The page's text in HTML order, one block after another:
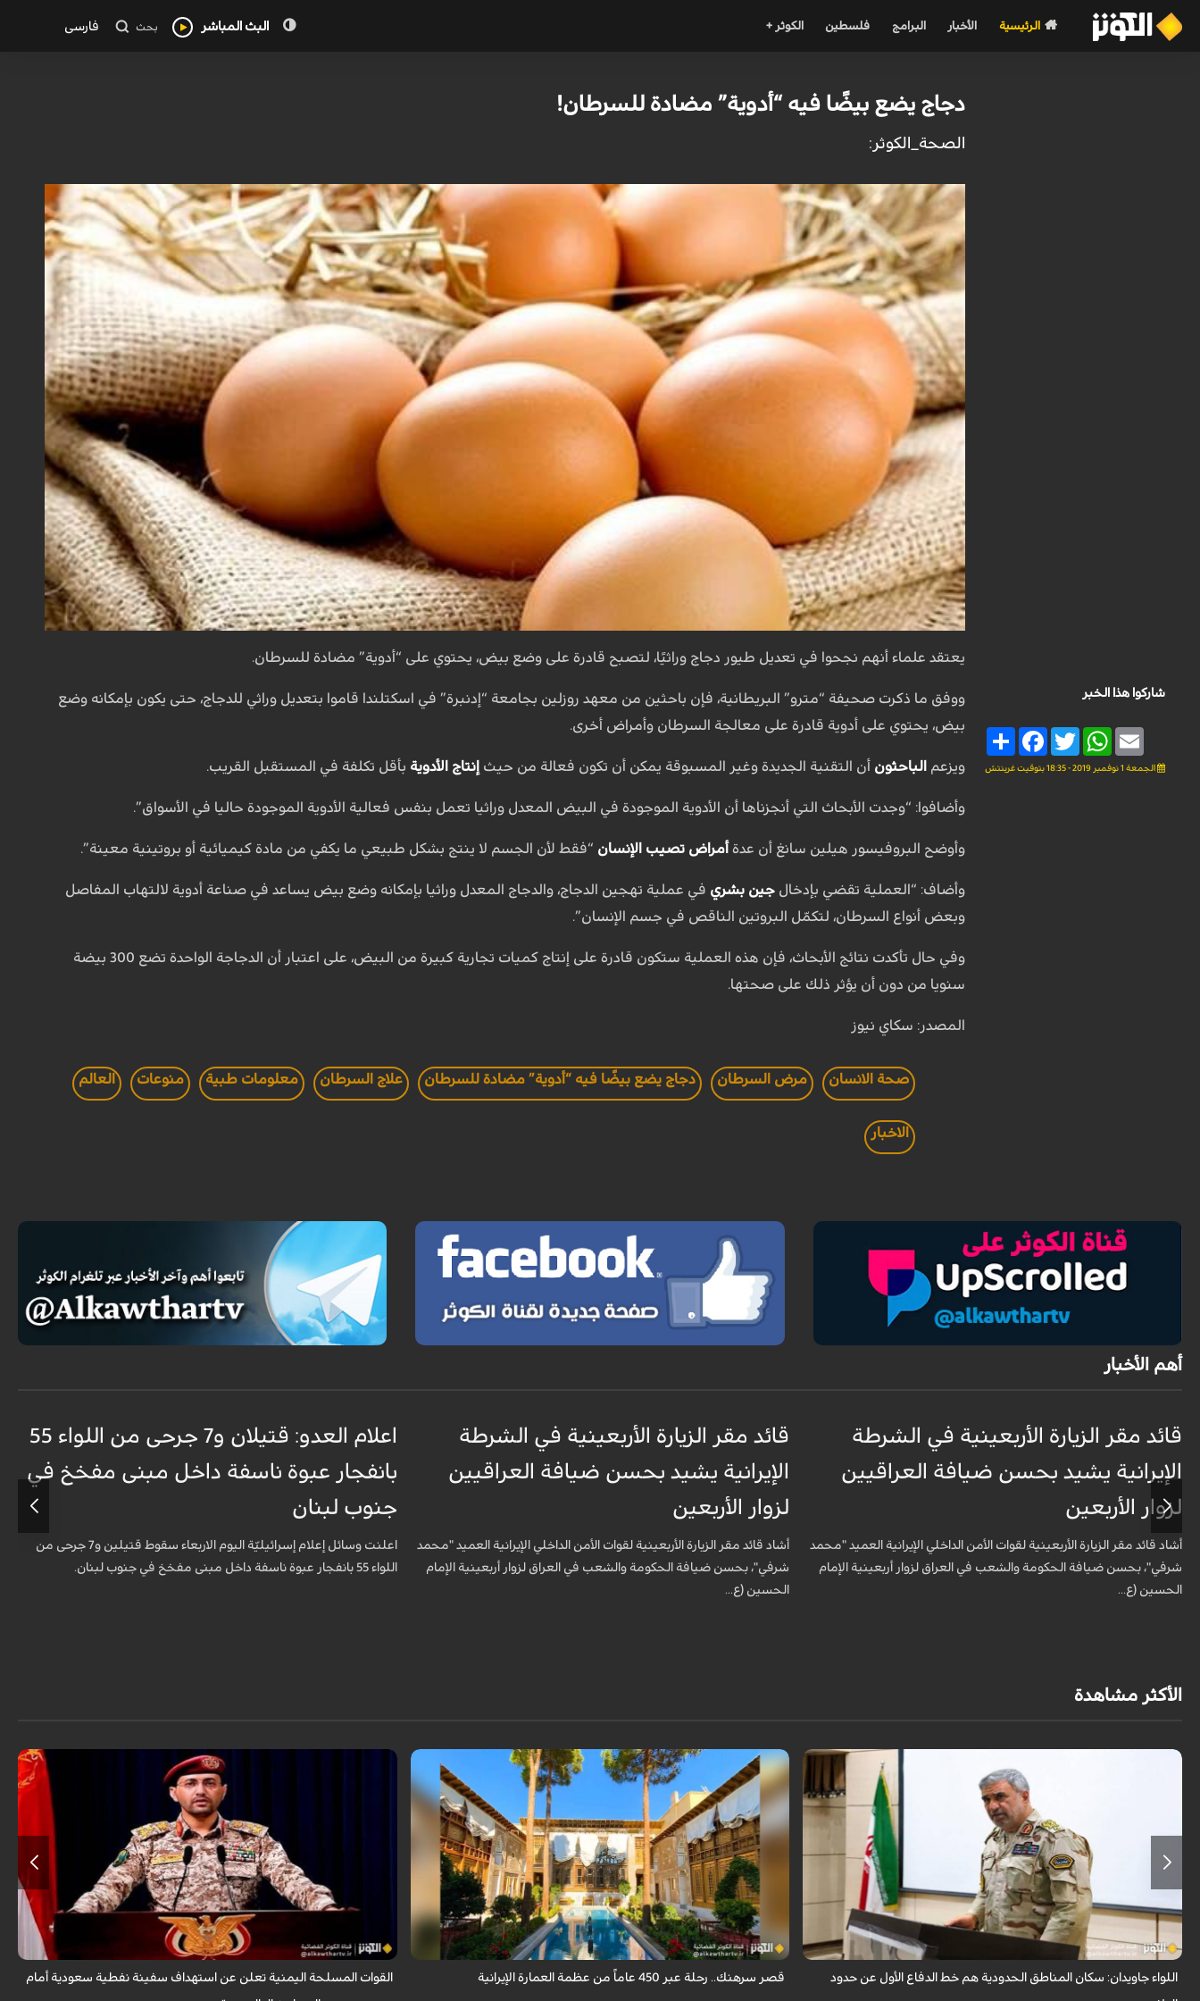
الرئيسية الأخبار البرامج فلسطين الكوثر + البث المباشر بحث فارسی
شاركوا هذا الخبر
Share
FacebookTwitter
WhatsAppEmail
الجمعة 1 نوفمبر 2019 - 18:35 بتوقيت غرينتش
دجاج يضع بيضًا فيه “أدوية” مضادة للسرطان!
الصحة_الكوثر:
يعتقد علماء أنهم نجحوا في تعديل طيور دجاج وراثيًا، لتصبح قادرة على وضع بيض، يحتوي على “أدوية” مضادة للسرطان.
ووفق ما ذكرت صحيفة “مترو” البريطانية، فإن باحثين من معهد روزلين بجامعة “إدنبرة” في اسكتلندا قاموا بتعديل وراثي للدجاج، حتى يكون بإمكانه وضع
بيض، يحتوي على أدوية قادرة على معالجة السرطان وأمراض أخرى.
ويزعم الباحثون أن التقنية الجديدة وغير المسبوقة يمكن أن تكون فعالة من حيث إنتاج الأدوية بأقل تكلفة في المستقبل القريب.
وأضافوا: “وجدت الأبحاث التي أنجزناها أن الأدوية الموجودة في البيض المعدل وراثيا تعمل بنفس فعالية الأدوية الموجودة حاليا في الأسواق”.
وأوضح البروفيسور هيلين سانغ أن عدة أمراض تصيب الإنسان “فقط لأن الجسم لا ينتج بشكل طبيعي ما يكفي من مادة كيميائية أو بروتينية معينة”.
وأضاف: “العملية تقضي بإدخال جين بشري في عملية تهجين الدجاج، والدجاج المعدل وراثيا بإمكانه وضع بيض يساعد في صناعة أدوية لالتهاب المفاصل
وبعض أنواع السرطان، لتكمّل البروتين الناقص في جسم الإنسان”.
وفي حال تأكدت نتائج الأبحاث، فإن هذه العملية ستكون قادرة على إنتاج كميات تجارية كبيرة من البيض، على اعتبار أن الدجاجة الواحدة تضع 300 بيضة
سنويا من دون أن يؤثر ذلك على صحتها.
المصدر: سكاي نيوز
صحة الانسان مرض السرطان دجاج يضع بيضًا فيه “أدوية” مضادة للسرطان علاج السرطان معلومات طبية منوعات العالم
الاخبار
أهم الأخبار
قائد مقر الزيارة الأربعينية في الشرطة
الإيرانية يشيد بحسن ضيافة العراقيين
لزوار الأربعين
أشاد قائد مقر الزيارة الأربعينية لقوات الأمن الداخلي الإيرانية العميد "محمد
شرفي"، بحسن ضيافة الحكومة والشعب في العراق لزوار أربعينية الإمام
الحسين (ع...
قائد مقر الزيارة الأربعينية في الشرطة
الإيرانية يشيد بحسن ضيافة العراقيين
لزوار الأربعين
أشاد قائد مقر الزيارة الأربعينية لقوات الأمن الداخلي الإيرانية العميد "محمد
شرفي"، بحسن ضيافة الحكومة والشعب في العراق لزوار أربعينية الإمام
الحسين (ع...
اعلام العدو: قتيلان و7 جرحى من اللواء 55
بانفجار عبوة ناسفة داخل مبنى مفخخ في
جنوب لبنان
اعلنت وسائل إعلام إسرائيليّة اليوم الاربعاء سقوط قتيلين و7 جرحى من
اللواء 55 بانفجار عبوة ناسفة داخل مبنى مفخخ في جنوب لبنان.
الأكثر مشاهدة
أكد قائد قوات حرس الحدود في قيادة قوى الأمن الداخلي الإيرانية (فراجا)، اللواء
علي أكبر جاويدان، أن حدود الجمهورية الإسلامية الإيرانية تُصان بعزة واقتد...
اللواء جاويدان: سكان المناطق الحدودية هم خط الدفاع الأول عن حدود
يقع قصر سرهنك في أصفهان، الذي يمتد عمره إلى 450 عاماً، ليكون سرداً حياً
لأربعة عصور تاريخية وشاهداً على عبق العمارة الإيرانية.
قصر سرهنك.. رحلة عبر 450 عاماً من عظمة العمارة الإيرانية
أعلنت القوات المسلحة اليمنية عن استهداف سفينة "وفاء" النفطية السعودية
شمالي البحر الأحمر أمام منطقة "ينبع" وذلك بعدد من الصواريخ الباليستية،
القوات المسلحة اليمنية تعلن عن استهداف سفينة نفطية سعودية أمام